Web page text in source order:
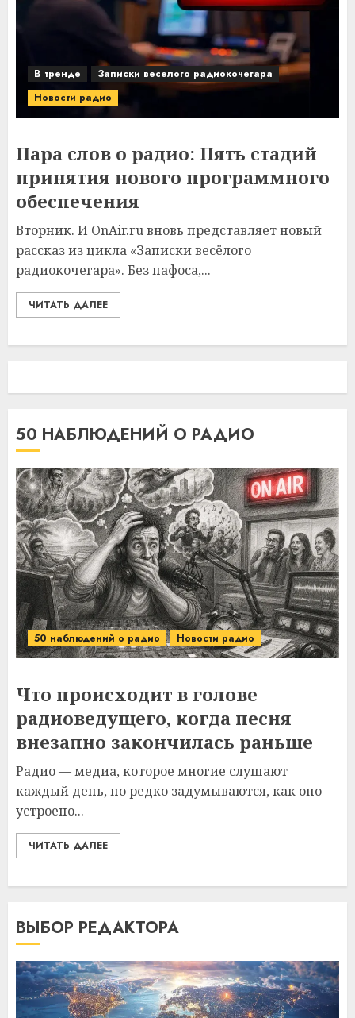
В тренде
Записки веселого радиокочегара
Новости радио
Пара слов о радио: Пять стадий
принятия нового программного
обеспечения
Вторник. И OnAir.ru вновь представляет новый
рассказ из цикла «Записки весёлого
радиокочегара». Без пафоса,...
ЧИТАТЬ ДАЛЕЕ
50 НАБЛЮДЕНИЙ О РАДИО
50 наблюдений о радио Новости радио
Что происходит в голове
радиоведущего, когда песня
внезапно закончилась раньше
Радио — медиа, которое многие слушают
каждый день, но редко задумываются, как оно
устроено...
ЧИТАТЬ ДАЛЕЕ
ВЫБОР РЕДАКТОРА